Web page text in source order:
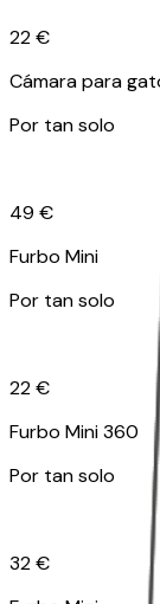
22 €
Cámara para
Por tan solo
49 €
Furbo Mini
Por tan solo
22 €
Furbo Mini 360
Por tan solo
32 €